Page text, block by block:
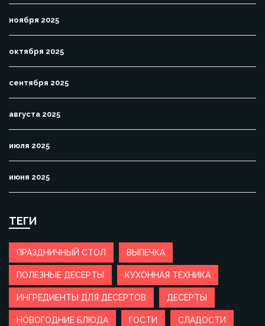
ноября 2025
октября 2025
сентября 2025
августа 2025
июля 2025
июня 2025
ТЕГИ
ПРАЗДНИЧНЫЙ СТОЛ ВЫПЕЧКА
ПОЛЕЗНЫЕ ДЕСЕРТЫ КУХОННАЯ ТЕХНИКА
ИНГРЕДИЕНТЫ ДЛЯ ДЕСЕРТОВ ДЕСЕРТЫ
НОВОГОДНИЕ БЛЮДА ГОСТИ СЛАДОСТИ